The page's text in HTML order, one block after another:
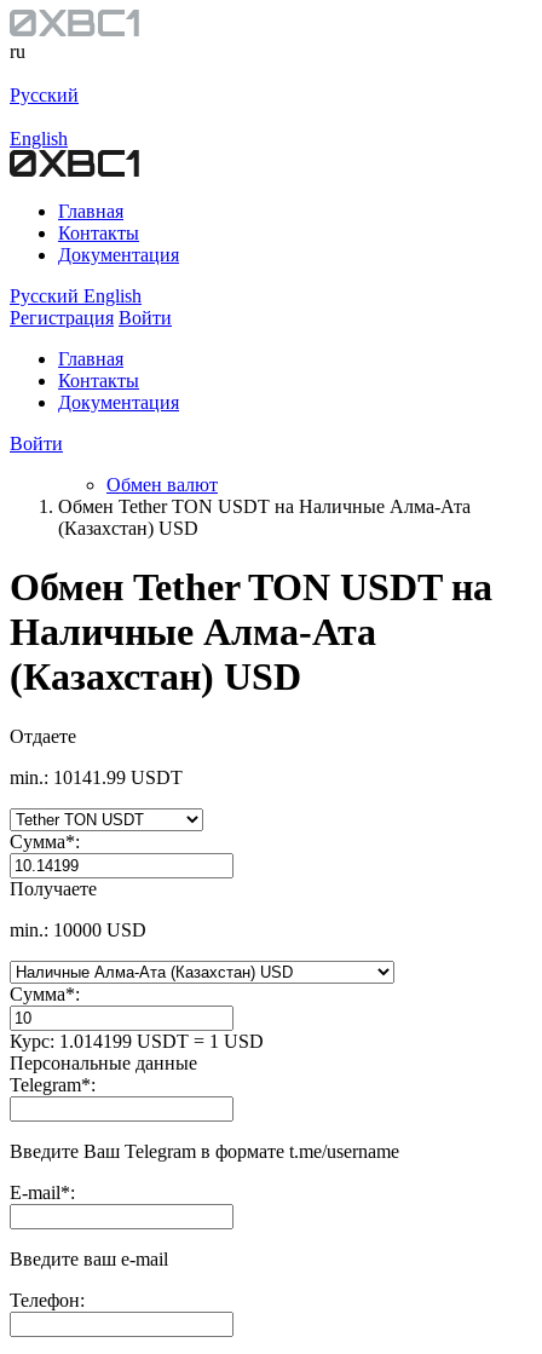
ru
Русский
English
Главная
Контакты
Документация
Русский English
Регистрация Войти
Главная
Контакты
Документация
Войти
Обмен валют
Обмен Tether TON USDT на Наличные Алма-Ата
(Казахстан) USD
Обмен Tether TON USDT на
Наличные Алма-Ата
(Казахстан) USD
Отдаете
min.: 10141.99 USDT
Сумма*:
Получаете
min.: 10000 USD
Сумма*:
Курс: 1.014199 USDT = 1 USD
Персональные данные
Telegram*:
Введите Ваш Telegram в формате t.me/username
E-mail*:
Введите ваш e-mail
Телефон: